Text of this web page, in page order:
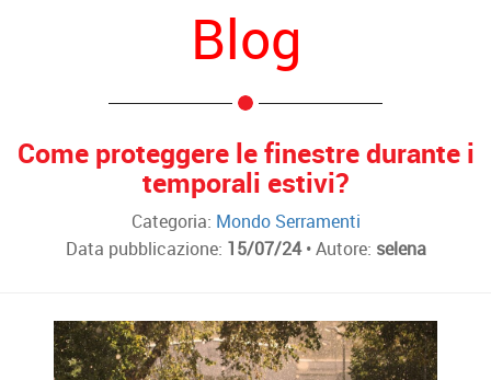
Blog
Come proteggere le finestre durante i
temporali estivi?
Categoria: Mondo Serramenti
Data pubblicazione: 15/07/24• Autore: selena